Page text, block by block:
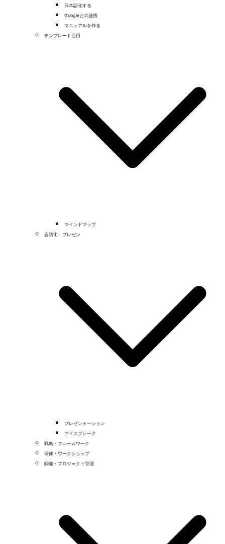
日本語化する
Googleとの連携
マニュアルを作る
テンプレート活用
マインドマップ
会議術・プレゼン
プレゼンテーション
アイスブレーク
戦略・フレームワーク
研修・ワークショップ
開発・プロジェクト管理